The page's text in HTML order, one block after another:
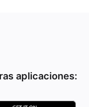
aplicaciones: